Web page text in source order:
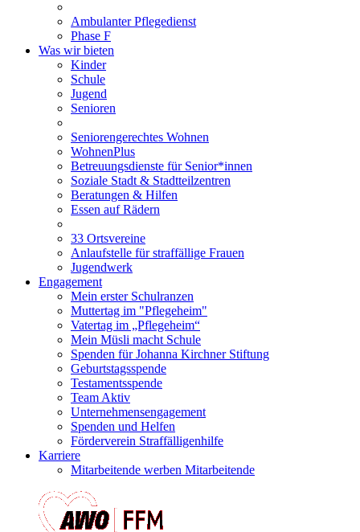
Ambulanter Pflegedienst
Phase F
Was wir bieten
Kinder
Schule
Jugend
Senioren
Seniorengerechtes Wohnen
WohnenPlus
Betreuungsdienste für Senior*innen
Soziale Stadt & Stadtteilzentren
Beratungen & Hilfen
Essen auf Rädern
33 Ortsvereine
Anlaufstelle für straffällige Frauen
Jugendwerk
Engagement
Mein erster Schulranzen
Muttertag im "Pflegeheim"
Vatertag im „Pflegeheim“
Mein Müsli macht Schule
Spenden für Johanna Kirchner Stiftung
Geburtstagsspende
Testamentsspende
Team Aktiv
Unternehmensengagement
Spenden und Helfen
Förderverein Straffälligenhilfe
Karriere
Mitarbeitende werben Mitarbeitende